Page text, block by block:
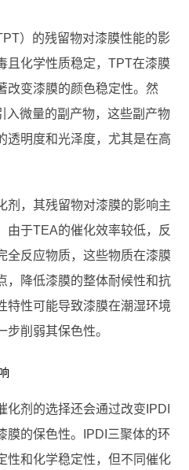
）的残留物对漆膜性能的影
且化学性质稳定，TPT在漆膜
改变漆膜的颜色稳定性。然
入微量的副产物，这些副产物
透明度和光泽度，尤其是在高
剂，其残留物对漆膜的影响主
由于TEA的催化效率较低，反
全反应物质，这些物质在漆膜
，降低漆膜的整体耐候性和抗
特性可能导致漆膜在潮湿环境
削弱其保色性。
化剂的选择还会通过改变IPDI
膜的保色性。IPDI三聚体的环
性和化学稳定性，但不同催化